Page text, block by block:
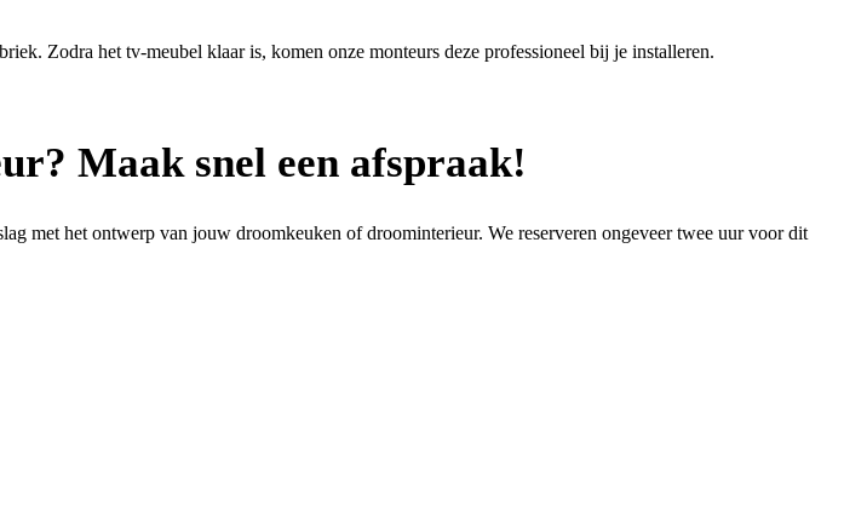
Zodra het tv-meubel klaar is, komen onze monteurs deze professioneel bij je installeren.
Maak snel een afspraak!
met het ontwerp van jouw droomkeuken of droominterieur. We reserveren ongeveer twee uur voor dit